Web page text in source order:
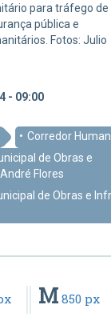
para tráfego de
pública e
Fotos: Julio
- 09:00
Corredor
de Obras e
Flores
de Obras e
M 850 px